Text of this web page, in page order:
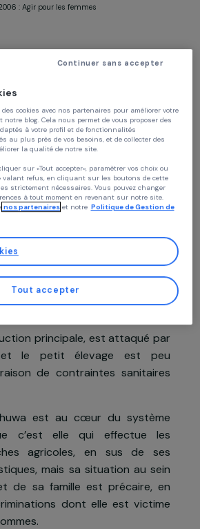
2006 : Agir pour les femmes
du projet
a une faible productivité
sécheresse importante
menace permanente pour
à l’eau et aux services de
est un district côtier situé
Makhuwa. Les
façon familiale et manuelle,
(manioc, haricots,
souffrent d’une
terme de sécurité alimentaire
principale, est attaqué
et le petit élevage est
raison de contraintes
est au cœur du
des cookies avec nos partenaires pour améliorer
et notre blog. Cela nous permet de vous proposer
adaptés à votre profil et de fonctionnalités
au plus près de vos besoins, et de collecter des
la qualité de notre site.
cliquer sur «Tout accepter», paramètrer vos choix ou
valant refus, en cliquant sur les boutons de cette
strictement nécessaires. Vous pouvez changer
à tout moment en revenant sur notre site.
denos partenaires Politique de Gestion
Continuer sans accepter
Tout accepter